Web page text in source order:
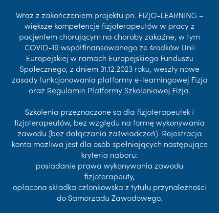
Wraz z zakończeniem projektu pn. FIZJO-LEARNING –
większe kompetencje fizjoterapeutów w pracy z
pacjentem chorującym na choroby zakaźne, w tym
COVID-19 współfinansowanego ze środków Unii
Europejskiej w ramach Europejskiego Funduszu
Społecznego, z dniem 31.12.2023 roku, weszły nowe
zasady funkcjonowania platformy e-learningowej Fizja
oraz Regulamin Platformy Szkoleniowej Fizja.
Szkolenia przeznaczone są dla fizjoterapeutek i
fizjoterapeutów, bez względu na formę wykonywania
zawodu (bez dołączania zaświadczeń). Rejestracja
konta możliwa jest dla osób spełniających następujące
kryteria naboru:
posiadanie prawa wykonywania zawodu
fizjoterapeuty,
opłacona składka członkowska z tytułu przynależności
do Samorządu Zawodowego.